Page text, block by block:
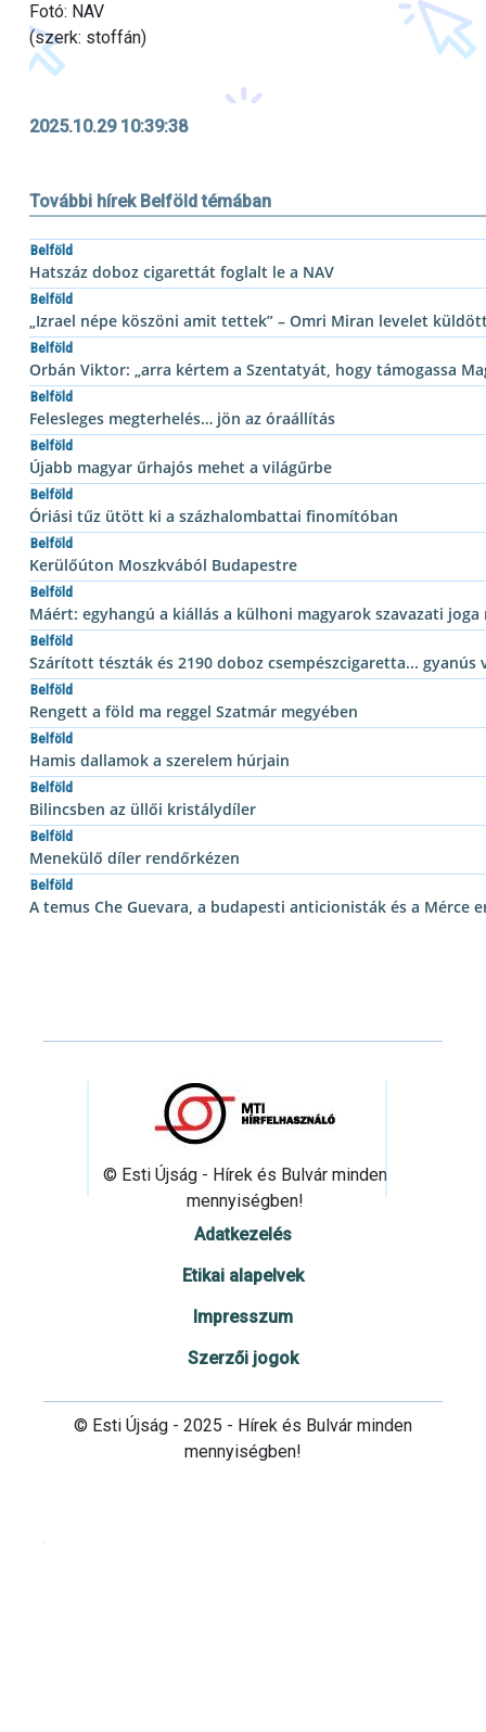
Fotó: NAV
(szerk: stoffán)
2025.10.29 10:39:38
További hírek Belföld témában
Belföld
Hatszáz doboz cigarettát foglalt le a NAV
Belföld
„Izrael népe köszöni amit tettek” – Omri Miran levelet
Belföld
Orbán Viktor: „arra kértem a Szentatyát, hogy támogassa
Belföld
Felesleges megterhelés… jön az óraállítás
Belföld
Újabb magyar űrhajós mehet a világűrbe
Belföld
Óriási tűz ütött ki a százhalombattai finomítóban
Belföld
Kerülőúton Moszkvából Budapestre
Belföld
Máért: egyhangú a kiállás a külhoni magyarok szavazati
Belföld
Szárított tészták és 2190 doboz csempészcigaretta... gyanús
Belföld
Rengett a föld ma reggel Szatmár megyében
Belföld
Hamis dallamok a szerelem húrjain
Belföld
Bilincsben az üllői kristálydíler
Belföld
Menekülő díler rendőrkézen
Belföld
A temus Che Guevara, a budapesti anticionisták és a Mérce
© Esti Újság - Hírek és Bulvár minden
mennyiségben!
Adatkezelés
Etikai alapelvek
Impresszum
Szerzői jogok
© Esti Újság - 2025 - Hírek és Bulvár minden
mennyiségben!